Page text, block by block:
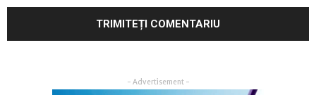
- Advertisement -